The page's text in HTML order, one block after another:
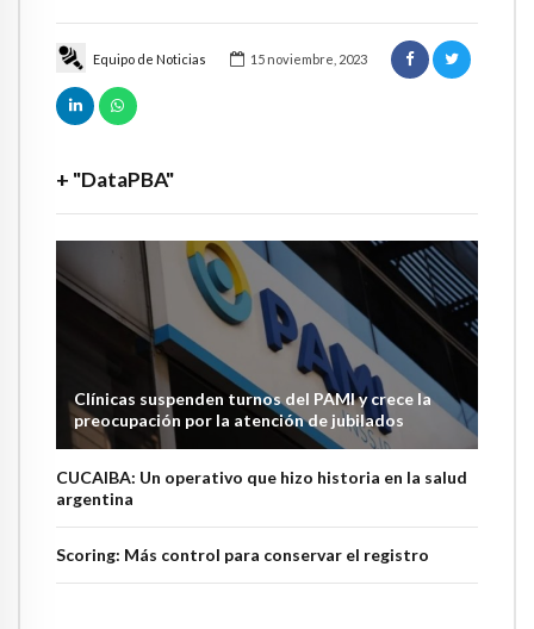
Equipo de Noticias 15 noviembre, 2023
+ "DataPBA"
Clínicas suspenden turnos del PAMI y crece la
preocupación por la atención de jubilados
CUCAIBA: Un operativo que hizo historia en la salud
argentina
Scoring: Más control para conservar el registro